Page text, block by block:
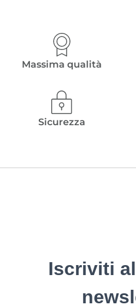
Massima qualità
Sicurezza
Iscriviti